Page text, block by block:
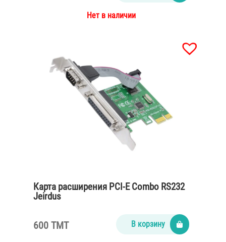
Нет в наличии
Карта расширения PCI-E Combo RS232
Jeirdus
600 TMT В корзину